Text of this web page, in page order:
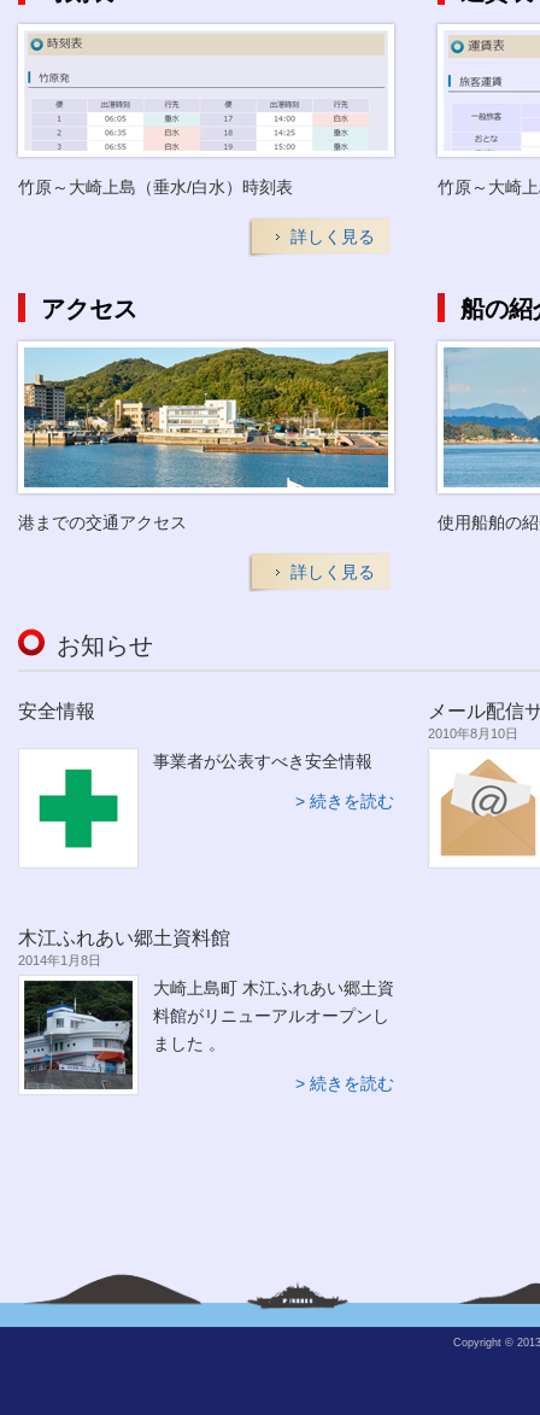
竹原～大崎上島（垂水/白水）時刻表
詳しく見る
竹原～大崎
アクセス
港までの交通アクセス
詳しく見る
船の紹
使用船舶の
お知らせ
安全情報
事業者が公表すべき安全情報
続きを読む
メール配信
2010年8月10日
木江ふれあい郷土資料館
2014年1月8日
大崎上島町 木江ふれあい郷土資
料館がリニューアルオープンし
ました 。
続きを読む
Copyright ©